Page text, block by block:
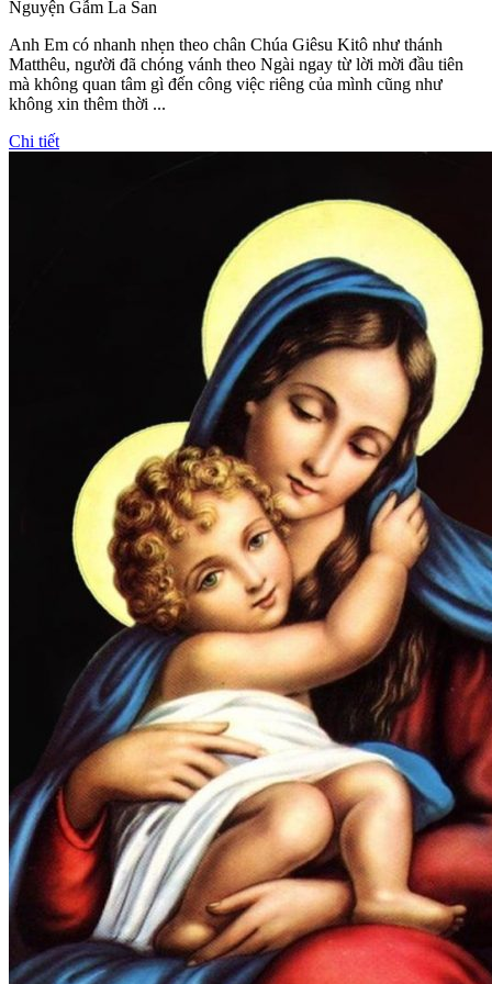
Nguyện Gẫm La San
Anh Em có nhanh nhẹn theo chân Chúa Giêsu Kitô như thánh
Matthêu, người đã chóng vánh theo Ngài ngay từ lời mời đầu tiên
mà không quan tâm gì đến công việc riêng của mình cũng như
không xin thêm thời ...
Chi tiết